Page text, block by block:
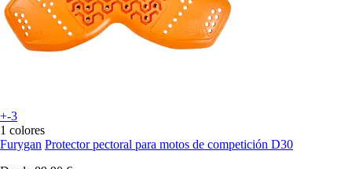
+-3
1 colores
Furygan Protector pectoral para motos de competición D30